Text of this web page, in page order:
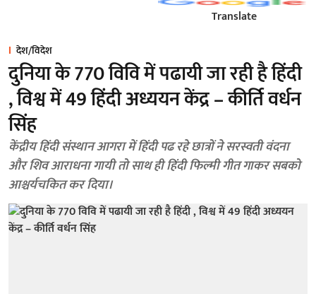
Translate
देश/विदेश
दुनिया के 770 विवि में पढायी जा रही है हिंदी
, विश्व में 49 हिंदी अध्ययन केंद्र – कीर्ति वर्धन
सिंह
केंद्रीय हिंदी संस्थान आगरा में हिंदी पढ रहे छात्रों ने सरस्वती वंदना
और शिव आराधना गायी तो साथ ही हिंदी फिल्मी गीत गाकर सबको
आश्चर्यचकित कर दिया।